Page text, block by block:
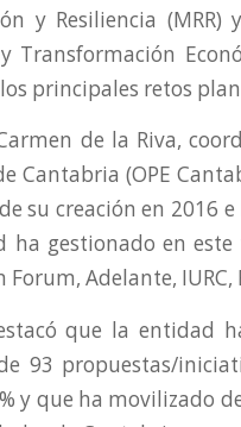
y Resiliencia
Transformación
principales retos
de la Riva,
Cantabria (OPE
su creación en 2016
gestionado en este
Forum, Adelante,
que la entidad
93 propuestas/
y que ha movilizado